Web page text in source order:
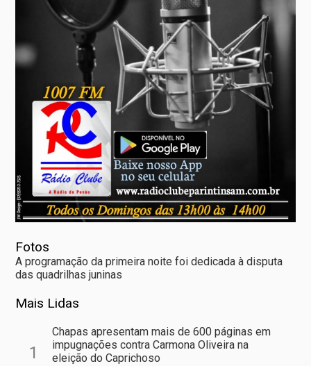
Fotos
A programação da primeira noite foi dedicada à disputa
das quadrilhas juninas
Mais Lidas
1
Chapas apresentam mais de 600 páginas em
impugnações contra Carmona Oliveira na
eleição do Caprichoso